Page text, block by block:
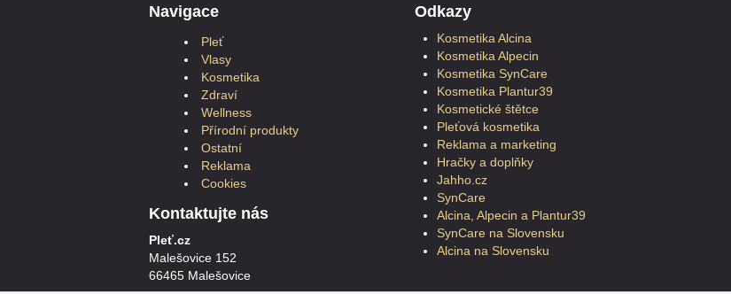
Navigace
Pleť
Vlasy
Kosmetika
Zdraví
Wellness
Přírodní produkty
Ostatní
Reklama
Cookies
Kontaktujte nás
Pleť.cz
Malešovice 152
66465 Malešovice
Odkazy
Kosmetika Alcina
Kosmetika Alpecin
Kosmetika SynCare
Kosmetika Plantur39
Kosmetické štětce
Pleťová kosmetika
Reklama a marketing
Hračky a doplňky
Jahho.cz
SynCare
Alcina, Alpecin a Plantur39
SynCare na Slovensku
Alcina na Slovensku